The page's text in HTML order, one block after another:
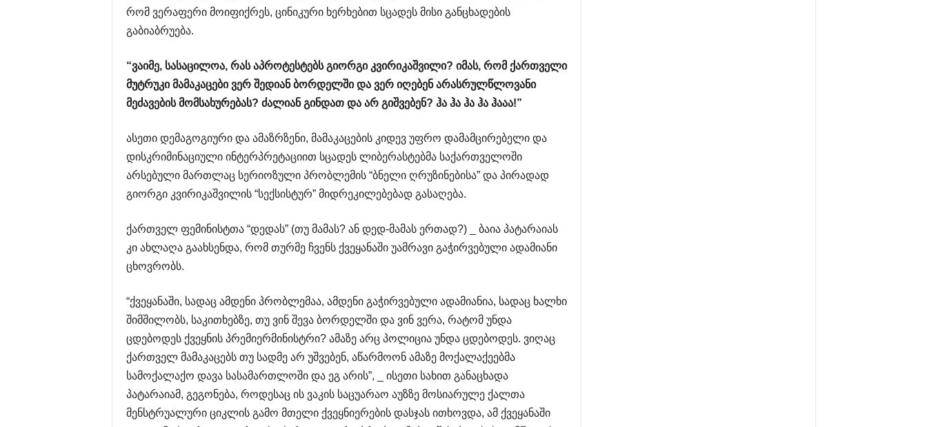
რომ ვერაფერი მოიფიქრეს, ცინიკური ხერხებით სცადეს მისი განცხადების
გაბიაბრუება.
“ვაიმე, სასაცილოა, რას აპროტესტებს გიორგი კვირიკაშვილი? იმას, რომ ქართველი
მუტრუკი მამაკაცები ვერ შედიან ბორდელში და ვერ იღებენ არასრულწლოვანი
მეძავების მომსახურებას? ძალიან გინდათ და არ გიშვებენ? ჰა ჰა ჰა ჰა ჰააა!”
ასეთი დემაგოგიური და ამაზრზენი, მამაკაცების კიდევ უფრო დამამცირებელი და
დისკრიმინაციული ინტერპრეტაციით სცადეს ლიბერასტებმა საქართველოში
არსებული მართლაც სერიოზული პრობლემის “ბნელი ღრუზინებისა” და პირადად
გიორგი კვირიკაშვილის “სექსისტურ” მიდრეკილებებად გასაღება.
ქართველ ფემინისტთა “დედას” (თუ მამას? ან დედ-მამას ერთად?) _ ბაია პატარაიას
კი ახლაღა გაახსენდა, რომ თურმე ჩვენს ქვეყანაში უამრავი გაჭირვებული ადამიანი
ცხოვრობს.
“ქვეყანაში, სადაც ამდენი პრობლემაა, ამდენი გაჭირვებული ადამიანია, სადაც ხალხი
შიმშილობს, საკითხებზე, თუ ვინ შევა ბორდელში და ვინ ვერა, რატომ უნდა
ცდებოდეს ქვეყნის პრემიერმინისტრი? ამაზე არც პოლიცია უნდა ცდებოდეს. ვიღაც
ქართველ მამაკაცებს თუ სადმე არ უშვებენ, აწარმოონ ამაზე მოქალაქეებმა
სამოქალაქო დავა სასამართლოში და ეგ არის”, _ ისეთი სახით განაცხადა
პატარაიამ, გეგონება, როდესაც ის ვაკის საცუარაო აუზზე მოსიარულე ქალთა
მენსტრუალური ციკლის გამო მთელი ქვეყნიერების დასჯას ითხოვდა, ამ ქვეყანაში